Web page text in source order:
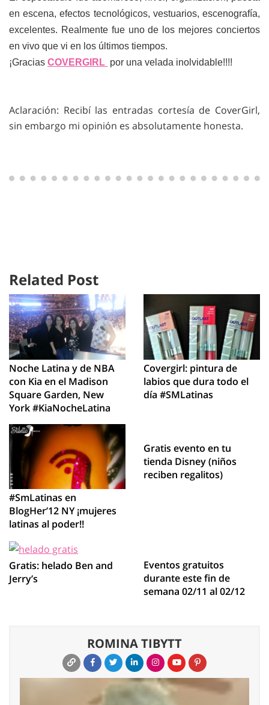
en escena, efectos tecnológicos, vestuarios, escenografía,
excelentes. Realmente fue uno de los mejores conciertos
en vivo que vi en los últimos tiempos.
¡Gracias COVERGIRL por una velada inolvidable!!!!
Aclaración: Recibí las entradas cortesía de CoverGirl,
sin embargo mi opinión es absolutamente honesta.
Related Post
Noche Latina y de NBA
con Kia en el Madison
Square Garden, New
York #KiaNocheLatina
Covergirl: pintura de
labios que dura todo el
día #SMLatinas
#SmLatinas en
BlogHer’12 NY ¡mujeres
latinas al poder!!
Gratis evento en tu
tienda Disney (niños
reciben regalitos)
Gratis: helado Ben and
Jerry’s
Eventos gratuitos
durante este fin de
semana 02/11 al 02/12
ROMINA TIBYTT